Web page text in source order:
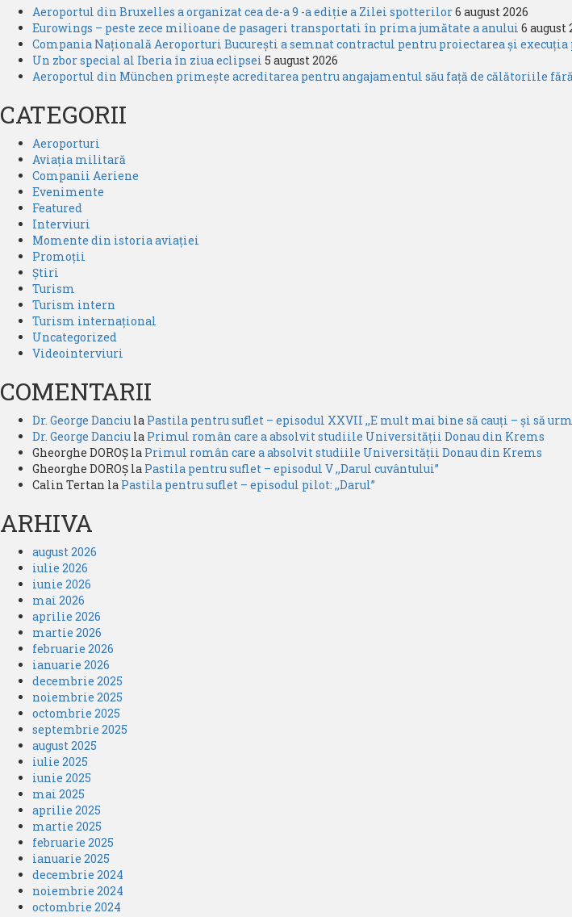
Aeroportul din Bruxelles a organizat cea de-a 9 -a ediție a Zilei spotterilor6 august 2026
Eurowings – peste zece milioane de pasageri transportati în prima jumătate a anului 6 august
Compania Națională Aeroporturi București a semnat contractul pentru proiectarea și
Un zbor special al Iberia în ziua eclipsei 5 august 2026
Aeroportul din München primește acreditarea pentru angajamentul său față de călătoriile
CATEGORII
Aeroporturi
Aviația militară
Companii Aeriene
Evenimente
Featured
Interviuri
Momente din istoria aviației
Promoții
Știri
Turism
Turism intern
Turism internațional
Uncategorized
Videointerviuri
COMENTARII
Dr. George Danciu la Pastila pentru suflet – episodul XXVII ,,E mult mai bine să cauți – și să
Dr. George Danciu la Primul român care a absolvit studiile Universității Donau din Krems
Gheorghe DOROȘ la Primul român care a absolvit studiile Universității Donau din Krems
Gheorghe DOROȘ la Pastila pentru suflet – episodul V ,,Darul cuvântului”
Calin Tertan la Pastila pentru suflet – episodul pilot: ,,Darul”
ARHIVA
august 2026
iulie 2026
iunie 2026
mai 2026
aprilie 2026
martie 2026
februarie 2026
ianuarie 2026
decembrie 2025
noiembrie 2025
octombrie 2025
septembrie 2025
august 2025
iulie 2025
iunie 2025
mai 2025
aprilie 2025
martie 2025
februarie 2025
ianuarie 2025
decembrie 2024
noiembrie 2024
octombrie 2024